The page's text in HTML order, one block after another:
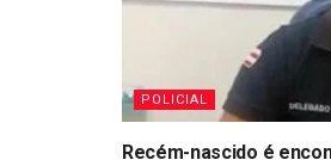
POLICIAL
Recém-nascido é